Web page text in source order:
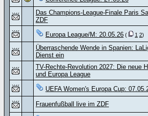
Das Champions-League-Finale Paris
ZDF
Europa League/M: 20.05.26 ( 1 2)
Überraschende Wende in Spanien:
Dienst ein
TV-Rechte-Revolution 2027: Die neue
und Europa League
UEFA Women's Europa Cup:
Frauenfußball live im ZDF